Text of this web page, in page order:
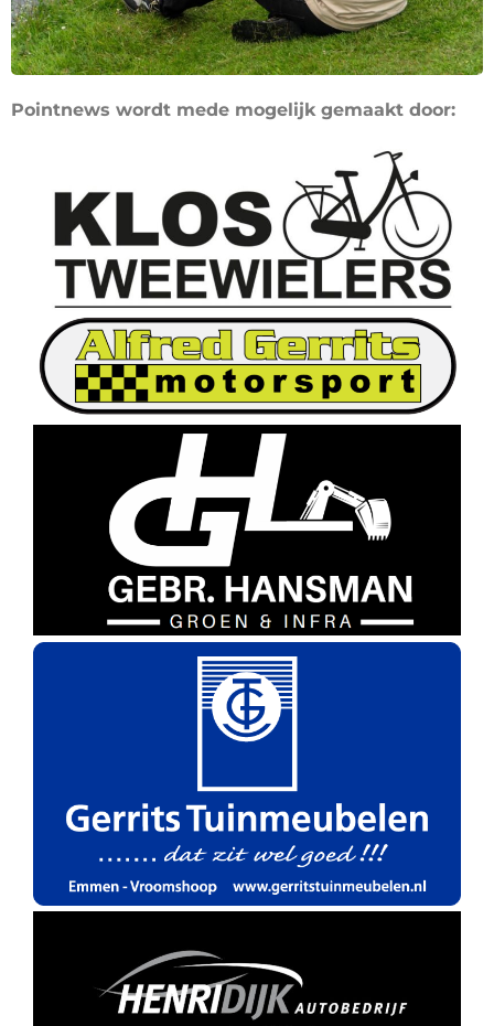
Pointnews wordt mede mogelijk gemaakt door: